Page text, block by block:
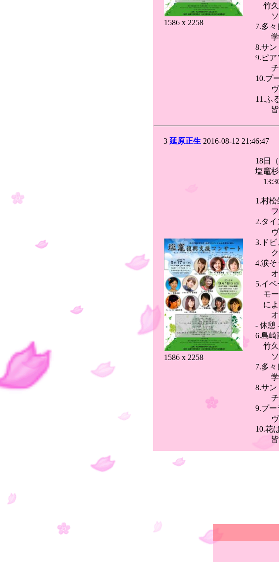
1586 x 2258
竹久
ソ
7.多
学
8.サ
9.ピ
チ
10.プ
ヴァ
11.ふ
皆さ
3 延原正生 2016-08-12 21:46:47
1586 x 2258
18日（
塩竈
1.村
ファ
2.タ
ヴァ
3.ド
クラ
4.涙そ
オー
5.イ
モー
によ
オー
- 休憩
6.島
竹久
ソプ
7.多
学
8.サ
チ
9.プ
ヴァ
10.花
皆さ